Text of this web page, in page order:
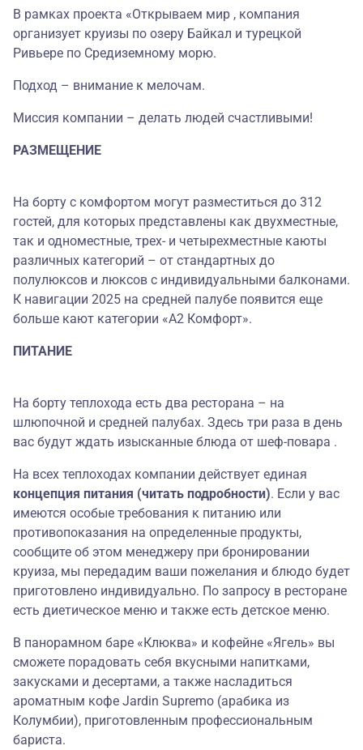
В рамках проекта «Открываем мир , компания
организует круизы по озеру Байкал и турецкой
Ривьере по Средиземному морю.
Подход – внимание к мелочам.
Миссия компании – делать людей счастливыми!
РАЗМЕЩЕНИЕ
На борту с комфортом могут разместиться до 312
гостей, для которых представлены как двухместные,
так и одноместные, трех- и четырехместные каюты
различных категорий – от стандартных до
полулюксов и люксов с индивидуальными балконами.
К навигации 2025 на средней палубе появится еще
больше кают категории «А2 Комфорт».
ПИТАНИЕ
На борту теплохода есть два ресторана – на
шлюпочной и средней палубах. Здесь три раза в день
вас будут ждать изысканные блюда от шеф-повара .
На всех теплоходах компании действует единая
концепция питания (читать подробности). Если у вас
имеются особые требования к питанию или
противопоказания на определенные продукты,
сообщите об этом менеджеру при бронировании
круиза, мы передадим ваши пожелания и блюдо будет
приготовлено индивидуально. По запросу в ресторане
есть диетическое меню и также есть детское меню.
В панорамном баре «Клюква» и кофейне «Ягель» вы
сможете порадовать себя вкусными напитками,
закусками и десертами, а также насладиться
ароматным кофе Jardin Supremo (арабика из
Колумбии), приготовленным профессиональным
бариста.